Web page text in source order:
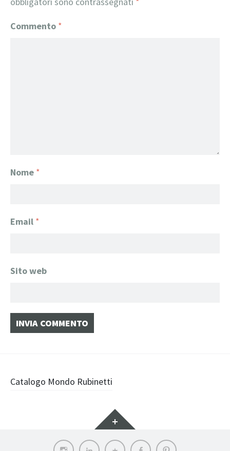
Commento *
Nome *
Email *
Sito web
Navigazione
Catalogo Mondo Rubinetti
Widget
InstagramLinkedIn ArchiloversFacebookPinterest